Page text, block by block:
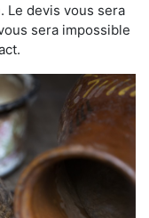
Le devis vous sera
sera impossible